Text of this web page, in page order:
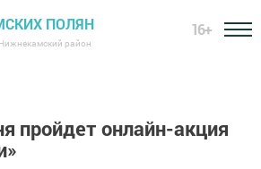
ПОЛЯН
район
16+
пройдет онлайн-акция